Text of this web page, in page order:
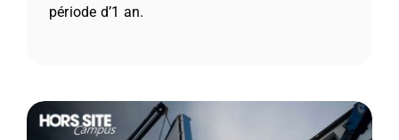
période d’1 an.